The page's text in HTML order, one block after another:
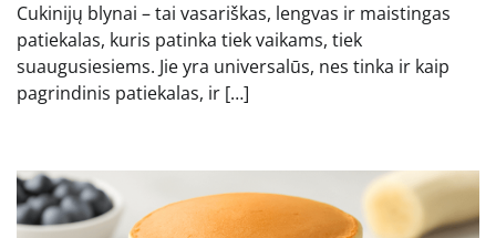
Cukinijų blynai – tai vasariškas, lengvas ir maistingas
patiekalas, kuris patinka tiek vaikams, tiek
suaugusiesiems. Jie yra universalūs, nes tinka ir kaip
pagrindinis patiekalas, ir […]